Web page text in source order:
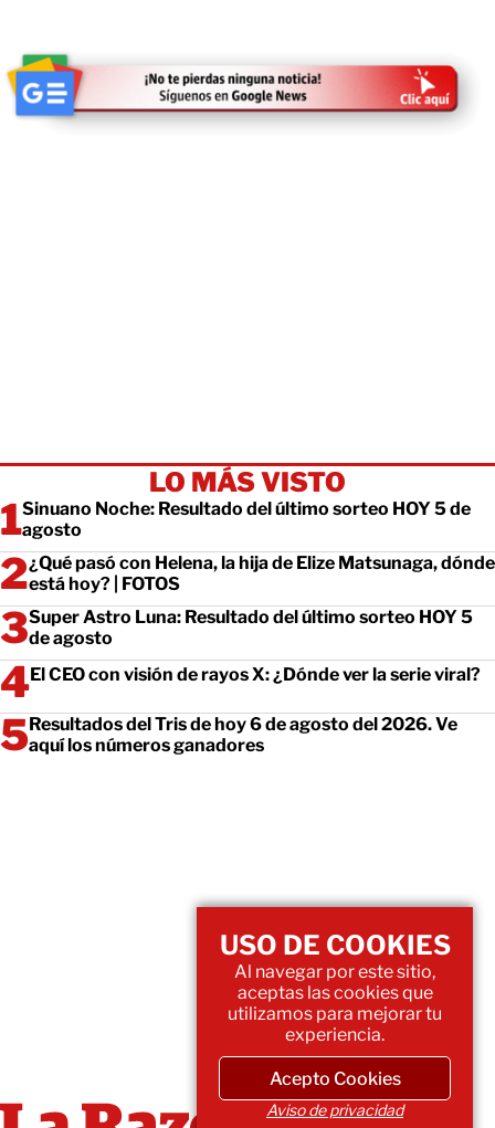
LO MÁS VISTO
Sinuano Noche: Resultado del último sorteo HOY 5 de
agosto
¿Qué pasó con Helena, la hija de Elize Matsunaga, dónde
está hoy? | FOTOS
Super Astro Luna: Resultado del último sorteo HOY 5
de agosto
El CEO con visión de rayos X: ¿Dónde ver la serie viral?
Resultados del Tris de hoy 6 de agosto del 2026. Ve
aquí los números ganadores
USO DE COOKIES
Al navegar por este sitio,
aceptas las cookies que
utilizamos para mejorar tu
experiencia.
Acepto Cookies
Aviso de privacidad